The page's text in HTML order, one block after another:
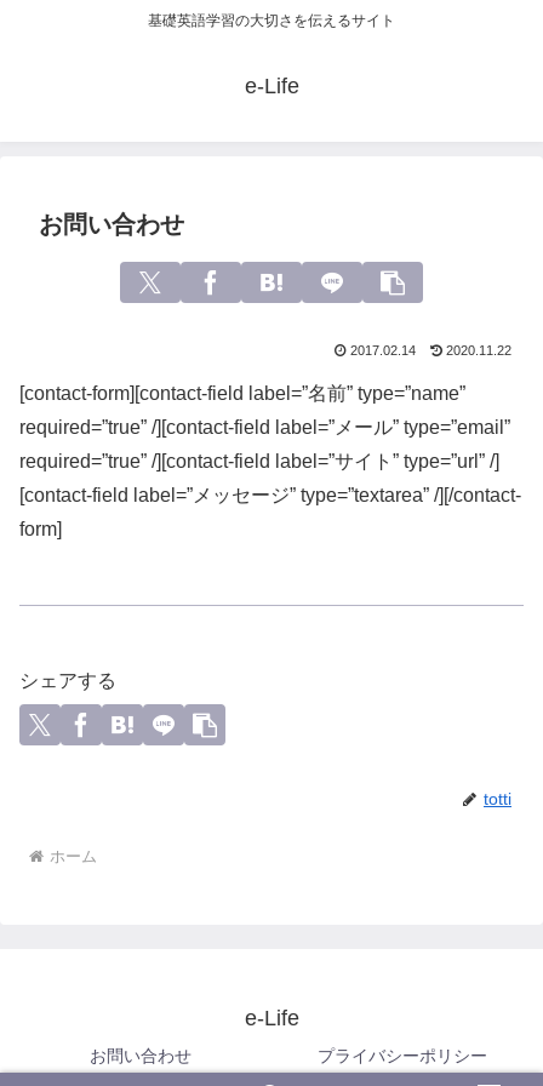
基礎英語学習の大切さを伝えるサイト
e-Life
お問い合わせ
2017.02.14 2020.11.22
[contact-form][contact-field label=”名前” type=”name”
required=”true” /][contact-field label=”メール” type=”email”
required=”true” /][contact-field label=”サイト” type=”url” /]
[contact-field label=”メッセージ” type=”textarea” /][/contact-
form]
シェアする
totti
ホーム
e-Life
お問い合わせ プライバシーポリシー